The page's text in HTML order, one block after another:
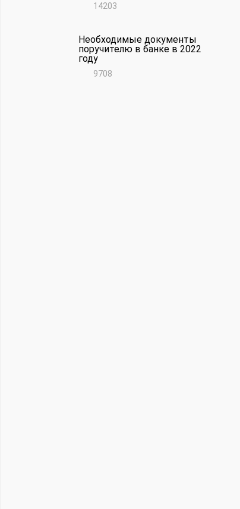
14203
Необходимые документы
поручителю в банке в 2022
году
9708